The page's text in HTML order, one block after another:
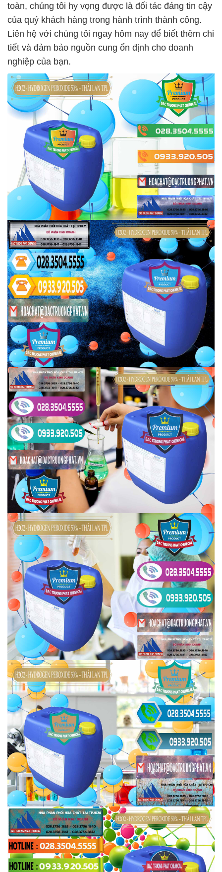
toàn, chúng tôi hy vọng được là đối tác đáng tin cậy
của quý khách hàng trong hành trình thành công.
Liên hệ với chúng tôi ngay hôm nay để biết thêm chi
tiết và đảm bảo nguồn cung ổn định cho doanh
nghiệp của bạn.